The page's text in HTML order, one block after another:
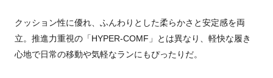
クッション性に優れ、ふんわりとした柔らかさと安定感を両
立。推進力重視の「HYPER-COMF」とは異なり、軽快な履き
心地で日常の移動や気軽なランにもぴったりだ。